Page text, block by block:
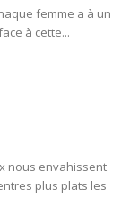
femme a à un
à cette...
nous envahissent
plus plats les